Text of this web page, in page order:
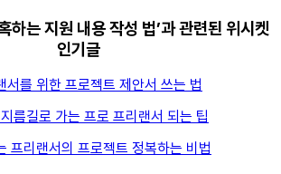
하는 지원 내용 작성 법’과 관련된 위시켓
인기글
서를 위한 프로젝트 제안서 쓰는 법
름길로 가는 프로 프리랜서 되는 팁
프리랜서의 프로젝트 정복하는 비법